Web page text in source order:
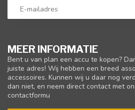
MEER INFORMATIE
Bent u van plan een accu te kopen?
juiste adres! Wij hebben een breed
accessoires. Kunnen wij u daar nog
dan niet, en neem direct contact met
contactformu